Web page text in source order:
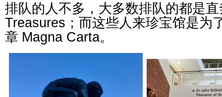
排队的人不多，大多数排队的都是
Treasures ；而这些人来珍宝馆是为
章 Magna Carta。